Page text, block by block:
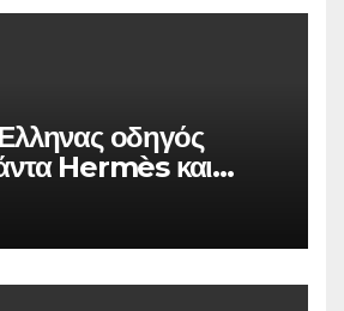
οδηγός
Hermès και
75.000 ευρώ από